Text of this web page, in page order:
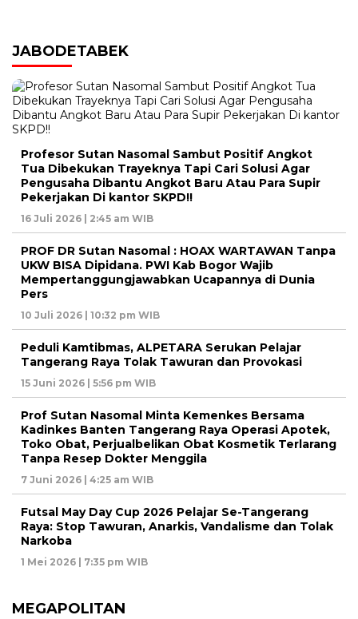
JABODETABEK
Profesor Sutan Nasomal Sambut Positif Angkot
Tua Dibekukan Trayeknya Tapi Cari Solusi Agar
Pengusaha Dibantu Angkot Baru Atau Para Supir
Pekerjakan Di kantor SKPD!!
16 Juli 2026 | 2:45 am WIB
PROF DR Sutan Nasomal : HOAX WARTAWAN Tanpa
UKW BISA Dipidana. PWI Kab Bogor Wajib
Mempertanggungjawabkan Ucapannya di Dunia
Pers
10 Juli 2026 | 10:32 pm WIB
Peduli Kamtibmas, ALPETARA Serukan Pelajar
Tangerang Raya Tolak Tawuran dan Provokasi
15 Juni 2026 | 5:56 pm WIB
Prof Sutan Nasomal Minta Kemenkes Bersama
Kadinkes Banten Tangerang Raya Operasi Apotek,
Toko Obat, Perjualbelikan Obat Kosmetik Terlarang
Tanpa Resep Dokter Menggila
7 Juni 2026 | 4:25 am WIB
Futsal May Day Cup 2026 Pelajar Se-Tangerang
Raya: Stop Tawuran, Anarkis, Vandalisme dan Tolak
Narkoba
1 Mei 2026 | 7:35 pm WIB
MEGAPOLITAN